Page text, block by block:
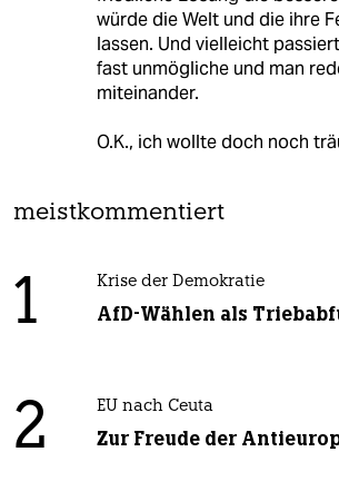
würde die Welt und die ihre
lassen. Und vielleicht
fast unmögliche und man
miteinander.
O.K., ich wollte doch noch
meistkommentiert
1 Krise der Demokratie
AfD-Wählen als
2 EU nach Ceuta
Zur Freude der